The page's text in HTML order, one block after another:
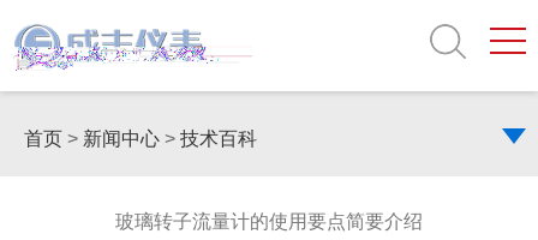
首页 > 新闻中心 > 技术百科
玻璃转子流量计的使用要点简要介绍